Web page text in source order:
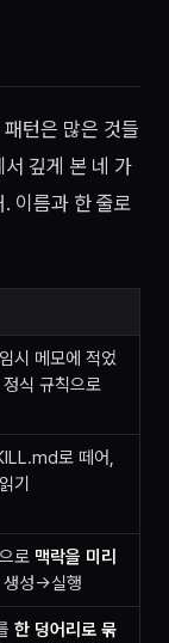
턴은 많은 것들
깊게 본 네 가
이름과 한 줄로
시 메모에 적었
식 규칙으로
로 떼어,
기
로 맥락을 미리
생성→실행
한 덩어리로 묶